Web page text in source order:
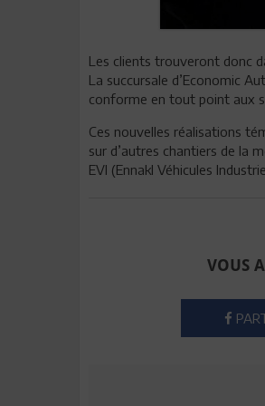
Les clients trouveront donc
La succursale d’Economic
conforme en tout point aux
Ces nouvelles réalisations
sur d’autres chantiers de la
EVI (Ennakl Véhicules
VOUS